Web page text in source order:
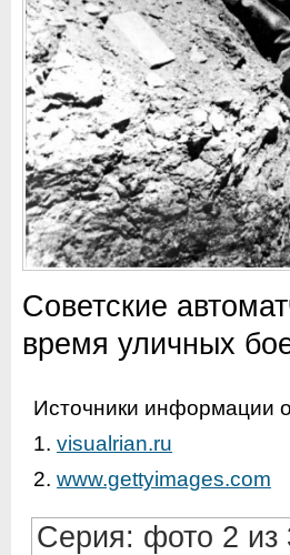
Советские
время уличных
Источники информации
1. visualrian.ru
2. www.gettyimages.com
Серия: фото 2 из